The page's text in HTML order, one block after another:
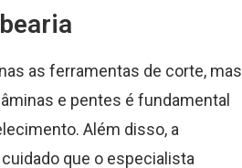
as ferramentas de corte, mas
e pentes é fundamental
Além disso, a
que o especialista